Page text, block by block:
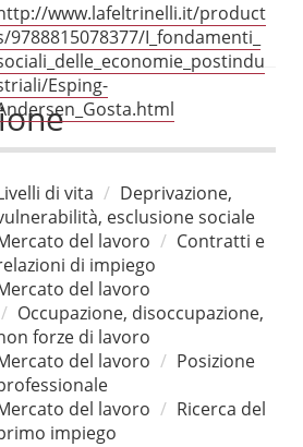
www.lafeltrinelli.it/product
9788815078377/I_fondamenti_
Esping-
di vita
Deprivazione,
esclusione sociale
del lavoro
Contratti e
di impiego
del lavoro
Occupazione, disoccupazione,
forze di lavoro
del lavoro
Posizione
del lavoro
Ricerca del
impiego